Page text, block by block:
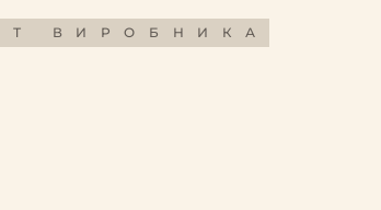
ВИРОБНИКА